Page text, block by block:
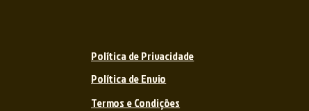
Política de Privacidade
Política de Envio
Termos e Condições